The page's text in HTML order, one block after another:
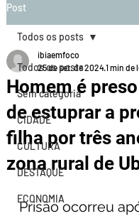
Post
Todos os posts
Sem categoria
CIDADE
CULTURA
DESTAQUE
ECONOMIA
Todos os posts
Homem é
de estuprar a
filha por três
zona rural de
ibiaemfoco
25 de set. de 20241 min de
Prisão ocorreu